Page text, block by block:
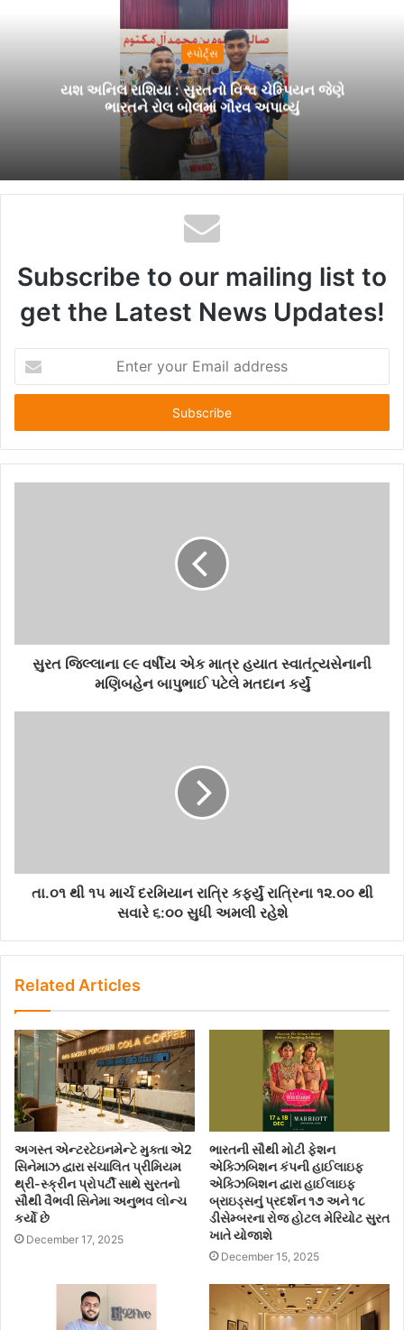
સ્પોર્ટ્સ
યશ અનિલ રાશિયા : સુરતનો વિશ્વ ચેમ્પિયન જેણે
ભારતને રોલ બોલમાં ગૌરવ અપાવ્યું
Subscribe to our mailing list to
get the Latest News Updates!
t
r
y
d
સુરત જિલ્લાના ૯૯ વર્ષીય એક માત્ર હયાત સ્વાતંત્ર્યસેનાની
મણિબહેન બાપુભાઈ પટેલે મતદાન કર્યું
તા.૦૧ થી ૧૫ માર્ચ દરમિયાન રાત્રિ કર્ફ્યું રાત્રિના ૧૨.૦૦ થી
સવારે ૬:૦૦ સુધી અમલી રહેશે
Related Articles
અગસ્ત એન્ટરટેઇનમેન્ટે મુક્તા એ2
સિનેમાઝ દ્વારા સંચાલિત પ્રીમિયમ
થ્રી-સ્ક્રીન પ્રોપર્ટી સાથે સુરતનો
સૌથી વૈભવી સિનેમા અનુભવ લોન્ચ
કર્યો છે
December 17, 2025
ભારતની સૌથી મોટી ફેશન
એક્ઝિબિશન કંપની હાઈલાઇફ
એક્ઝિબિશન દ્વારા હાઈલાઇફ
બ્રાઇડ્સનું પ્રદર્શન ૧૭ અને ૧૮
ડીસેમ્બરના રોજ હોટલ મેરિયોટ સુરત
ખાતે યોજાશે
December 15, 2025